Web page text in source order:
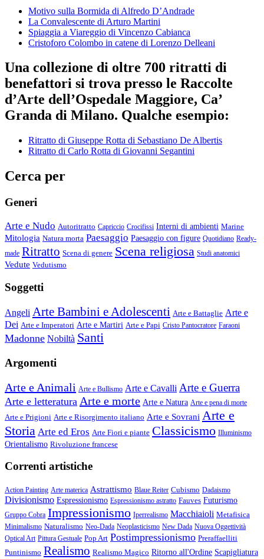
Motivo sulla Bormida di Alfredo D’Andrade
La Convalescente di Arturo Martini
Spiaggia a Viareggio di Vincenzo Cabianca
Cristoforo Colombo in catene di Lorenzo Delleani
Una collezione di oltre 700 ritratti di
benefattori si trova presso le Raccolte
d’Arte dell’Ospedale Maggiore, Ca’
Granda di Milano. Qualche esempio:
Ritratto di Giuseppe Rotta di Sebastiano De Albertis
Ritratto di Carlo Rotta di Giovanni Segantini
Cerca per
Generi
Arte e Nudo Autoritratto Capriccio Crocifissi Interni di ambienti Marine
Mitologia Natura morta Paesaggio Paesaggio con figure Quotidiano Ready-
made Ritratto Scena di genere Scena religiosa Studi anatomici
Vedute Vedutismo
Soggetti
Angeli Arte Bambini e Adolescenti Arte e Battaglie Arte e
Dei Arte e Imperatori Arte e Martiri Arte e Papi Cristo Pantocratore Faraoni
Madonne Nobiltà Santi
Argomenti
Arte e Animali Arte e Bullismo Arte e Cavalli Arte e Guerra
Arte e letteratura Arte e morte Arte e Natura Arte e pena di morte
Arte e Prigioni Arte e Risorgimento italiano Arte e Sovrani Arte e
Storia Arte ed Eros Arte Fiori e piante Classicismo Illuminismo
Orientalismo Rivoluzione francese
Correnti artistiche
Action Painting Arte materica Astrattismo Blaue Reiter Cubismo Dadaismo
Divisionismo Espressionismo Espressionismo astratto Fauves Futurismo
Gruppo Cobra Impressionismo Iperrealismo Macchiaioli Metafisica
Minimalismo Naturalismo Neo-Dada Neoplasticismo New Dada Nuova Oggettività
Optical Art Pittura Gestuale Pop Art Postimpressionismo Preraffaelliti
Puntinismo Realismo Realismo Magico Ritorno all'Ordine Scapigliatura